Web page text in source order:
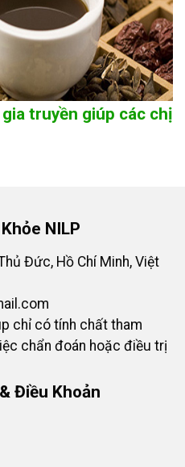
truyền giúp các chị
NILP
Đức, Hồ Chí Minh, Việt
chỉ có tính chất tham
chẩn đoán hoặc điều trị
Điều Khoản